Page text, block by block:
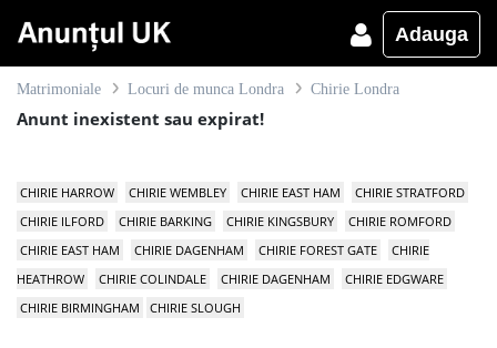
Adauga
Matrimoniale Locuri de munca Londra Chirie Londra
Anunt inexistent sau expirat!
CHIRIE HARROW CHIRIE WEMBLEY CHIRIE EAST HAM
CHIRIE STRATFORD
CHIRIE ILFORD
CHIRIE BARKING CHIRIE KINGSBURY
CHIRIE ROMFORD
CHIRIE EAST HAM
CHIRIE DAGENHAM CHIRIE FOREST GATE
CHIRIE
HEATHROW
CHIRIE COLINDALE CHIRIE DAGENHAM
CHIRIE EDGWARE
CHIRIE BIRMINGHAM
CHIRIE SLOUGH